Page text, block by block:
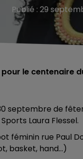
Publié : 29
le centenaire
septembre de
Laura Flessel.
féminin rue Paul
basket, hand…)